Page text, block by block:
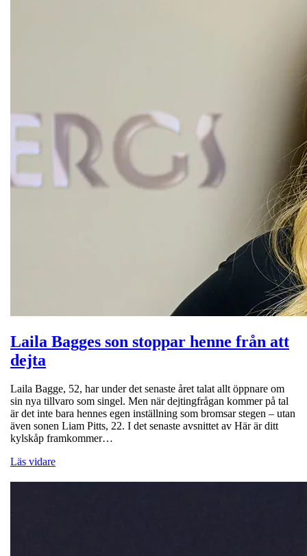
Laila Bagges son stoppar henne från att
dejta
Laila Bagge, 52, har under det senaste året talat allt öppnare om
sin nya tillvaro som singel. Men när dejtingfrågan kommer på tal
är det inte bara hennes egen inställning som bromsar stegen – utan
även sonen Liam Pitts, 22. I det senaste avsnittet av Här är ditt
kylskåp framkommer…
Läs vidare